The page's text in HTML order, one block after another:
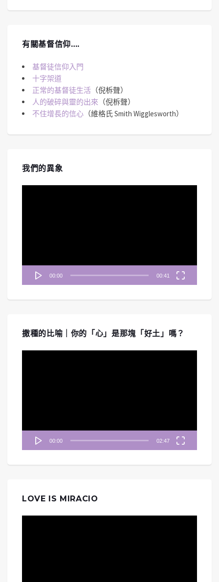
有關基督信仰….
基督徒信仰入門
十字架道
正常的基督徒生活 （倪柝聲）
人的破碎與靈的出來 （倪柝聲）
不住增長的信心 （維格氏 Smith Wigglesworth）
我們的異象
00:00 00:41
撒種的比喻｜你的「心」是那塊「好土」嗎？
00:00 02:47
LOVE IS MIRACIO